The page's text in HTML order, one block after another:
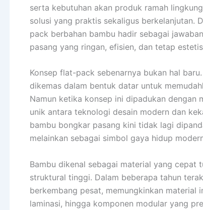
serta kebutuhan akan produk ramah
solusi yang praktis sekaligus berkelanjutan.
pack berbahan bambu hadir sebagai
pasang yang ringan, efisien, dan tetap
Konsep flat-pack sebenarnya bukan hal
dikemas dalam bentuk datar untuk
Namun ketika konsep ini dipadukan dengan
unik antara teknologi desain modern dan
bambu bongkar pasang kini tidak lagi
melainkan sebagai simbol gaya hidup
Bambu dikenal sebagai material yang cepat
struktural tinggi. Dalam beberapa tahun
berkembang pesat, memungkinkan material
laminasi, hingga komponen modular yang